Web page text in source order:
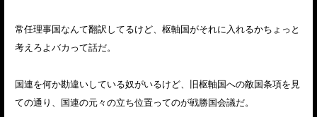
常任理事国なんて翻訳してるけど、枢軸国がそれに入れるかちょっと
考えろよバカって話だ。
国連を何か勘違いしている奴がいるけど、旧枢軸国への敵国条項を見
ての通り、国連の元々の立ち位置ってのが戦勝国会議だ。